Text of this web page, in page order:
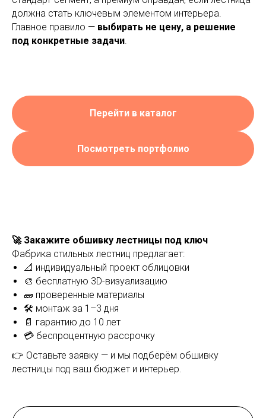
Лестница на
металлокаркасе
обшивку деревом
должна стать ключевым элементом интерьера.
Главное правило — выбирать не цену, а решение
под конкретные задачи.
Перейти в каталог
Посмотреть портфолио
🚀 Закажите обшивку лестницы под ключ
Фабрика стильных лестниц предлагает:
📐 индивидуальный проект облицовки
🎨 бесплатную 3D-визуализацию
🧱 проверенные материалы
🛠 монтаж за 1–3 дня
📄 гарантию до 10 лет
💳 беспроцентную рассрочку
👉 Оставьте заявку — и мы подберём обшивку
лестницы под ваш бюджет и интерьер.